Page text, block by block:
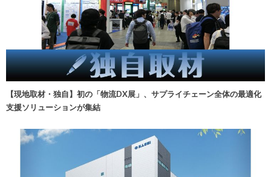
【現地取材・独自】初の「物流DX展」、サプライチェーン全体の最適化
支援ソリューションが集結